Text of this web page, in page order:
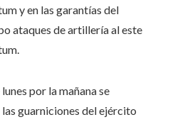
y en las garantías del
ataques de artillería al este
por la mañana se
guarniciones del ejército